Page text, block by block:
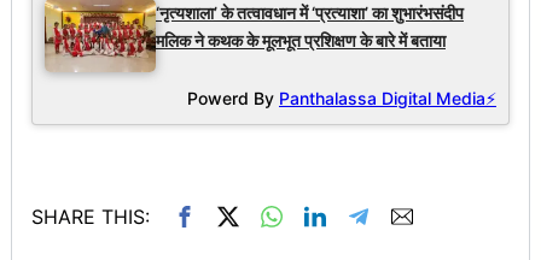
‘नृत्यशाला’ के तत्वावधान में ‘प्रत्याशा’ का शुभारंभसंदीप
मलिक ने कथक के मूलभूत प्रशिक्षण के बारे में बताया
Powerd By Panthalassa Digital Media⚡
SHARE THIS: